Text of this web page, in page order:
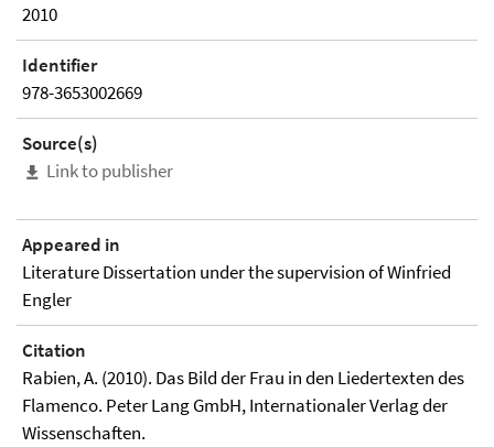
2010
Identifier
978-3653002669
Source(s)
Link to publisher
Appeared in
Literature Dissertation under the supervision of Winfried
Engler
Citation
Rabien, A. (2010). Das Bild der Frau in den Liedertexten des
Flamenco. Peter Lang GmbH, Internationaler Verlag der
Wissenschaften.